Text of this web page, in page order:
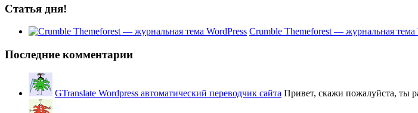
Статья дня!
Crumble Themeforest — журнальная тема
Последние комментарии
GTranslate Wordpress автоматический переводчик сайта Привет, скажи пожалуйста, ты